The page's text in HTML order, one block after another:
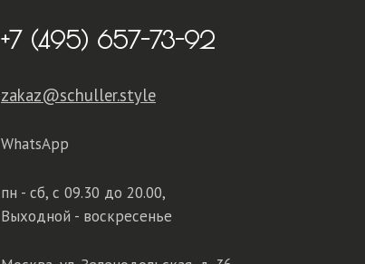
+7 (495) 657-73-92
zakaz@schuller.style
WhatsApp
пн - сб, с 09.30 до 20.00,
Выходной - воскресенье